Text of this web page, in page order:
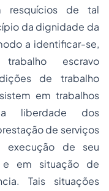
resquícios de tal
da dignidade da
a identificar-se,
escravo
de trabalho
em trabalhos
liberdade dos
de serviços
execução de seu
e em situação de
Tais situações